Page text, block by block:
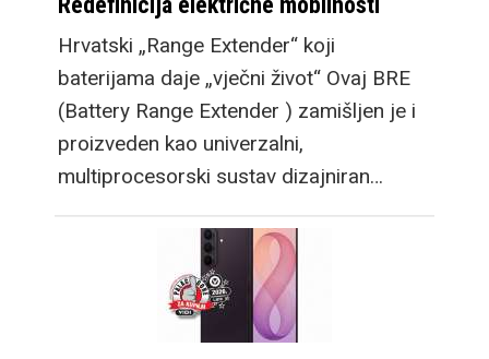
Hrvatski „Range Extender“ koji
baterijama daje „vječni život“ Ovaj BRE
(Battery Range Extender ) zamišljen je i
proizveden kao univerzalni,
multiprocesorski sustav dizajniran…